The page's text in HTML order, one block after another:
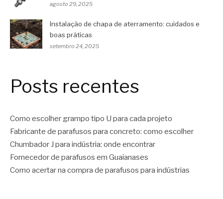
agosto 29, 2025
Instalação de chapa de aterramento: cuidados e
boas práticas
setembro 24, 2025
Posts recentes
Como escolher grampo tipo U para cada projeto
Fabricante de parafusos para concreto: como escolher
Chumbador J para indústria: onde encontrar
Fornecedor de parafusos em Guaianases
Como acertar na compra de parafusos para indústrias